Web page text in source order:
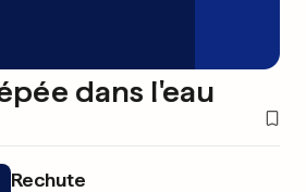
dans l'eau
Rechute